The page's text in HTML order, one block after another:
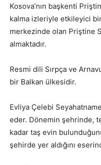
Kosova’nın başkenti
kalma izleriyle etkileyici
merkezinde olan Priştine
almaktadır.
Resmi dili Sırpça ve
bir Balkan ülkesidir.
Evliya Çelebi
eder. Dönemin şehrinde,
kadar taş evin
şehirde yer aldığını